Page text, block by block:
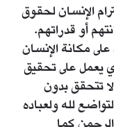
الإنسان لحقوق
أو قدراتهم.
مكانة الإنسان
يعمل على تحقيق
لا تتحقق بدون
لله ولعباده